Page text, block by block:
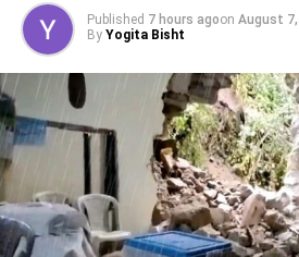
मजदूरी का प्रावधान भी किया गया है।
Published 7 hours agoon August 7,
By Yogita Bisht